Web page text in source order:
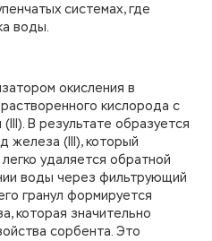
системах, где
воды.
окисления в
кислорода с
В результате образуется
железа (III), который
удаляется обратной
воды через фильтрующий
гранул формируется
которая значительно
сорбента. Это